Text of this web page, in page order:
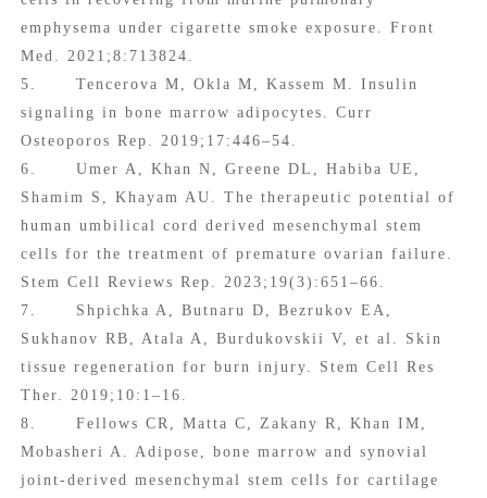
emphysema under cigarette smoke exposure. Front
Med. 2021;8:713824.
5. Tencerova M, Okla M, Kassem M. Insulin
signaling in bone marrow adipocytes. Curr
Osteoporos Rep. 2019;17:446–54.
6. Umer A, Khan N, Greene DL, Habiba UE,
Shamim S, Khayam AU. The therapeutic potential of
human umbilical cord derived mesenchymal stem
cells for the treatment of premature ovarian failure.
Stem Cell Reviews Rep. 2023;19(3):651–66.
7. Shpichka A, Butnaru D, Bezrukov EA,
Sukhanov RB, Atala A, Burdukovskii V, et al. Skin
tissue regeneration for burn injury. Stem Cell Res
Ther. 2019;10:1–16.
8. Fellows CR, Matta C, Zakany R, Khan IM,
Mobasheri A. Adipose, bone marrow and synovial
joint-derived mesenchymal stem cells for cartilage